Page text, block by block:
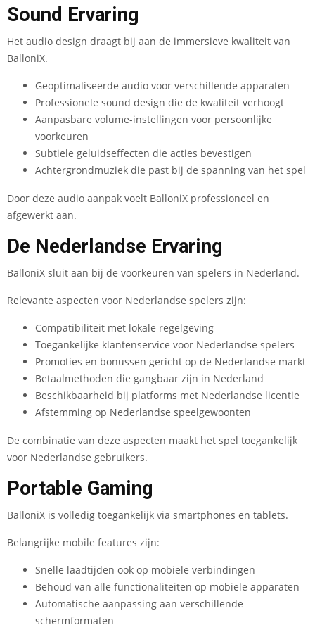
Sound Ervaring
Het audio design draagt bij aan de immersieve kwaliteit van
BalloniX.
Geoptimaliseerde audio voor verschillende apparaten
Professionele sound design die de kwaliteit verhoogt
Aanpasbare volume-instellingen voor persoonlijke
voorkeuren
Subtiele geluidseffecten die acties bevestigen
Achtergrondmuziek die past bij de spanning van het spel
Door deze audio aanpak voelt BalloniX professioneel en
afgewerkt aan.
De Nederlandse Ervaring
BalloniX sluit aan bij de voorkeuren van spelers in Nederland.
Relevante aspecten voor Nederlandse spelers zijn:
Compatibiliteit met lokale regelgeving
Toegankelijke klantenservice voor Nederlandse spelers
Promoties en bonussen gericht op de Nederlandse markt
Betaalmethoden die gangbaar zijn in Nederland
Beschikbaarheid bij platforms met Nederlandse licentie
Afstemming op Nederlandse speelgewoonten
De combinatie van deze aspecten maakt het spel toegankelijk
voor Nederlandse gebruikers.
Portable Gaming
BalloniX is volledig toegankelijk via smartphones en tablets.
Belangrijke mobile features zijn:
Snelle laadtijden ook op mobiele verbindingen
Behoud van alle functionaliteiten op mobiele apparaten
Automatische aanpassing aan verschillende
schermformaten